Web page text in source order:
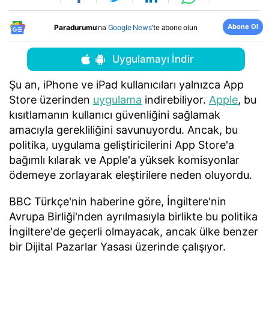
Paradurumu'na Google News'te abone olun Abone Ol
Uygulamayı İndir
Şu an, iPhone ve iPad kullanıcıları yalnızca App
Store üzerinden uygulama indirebiliyor. Apple, bu
kısıtlamanın kullanıcı güvenliğini sağlamak
amacıyla gerekliliğini savunuyordu. Ancak, bu
politika, uygulama geliştiricilerini App Store'a
bağımlı kılarak ve Apple'a yüksek komisyonlar
ödemeye zorlayarak eleştirilere neden oluyordu.
BBC Türkçe'nin haberine göre, İngiltere'nin
Avrupa Birliği'nden ayrılmasıyla birlikte bu politika
İngiltere'de geçerli olmayacak, ancak ülke benzer
bir Dijital Pazarlar Yasası üzerinde çalışıyor.